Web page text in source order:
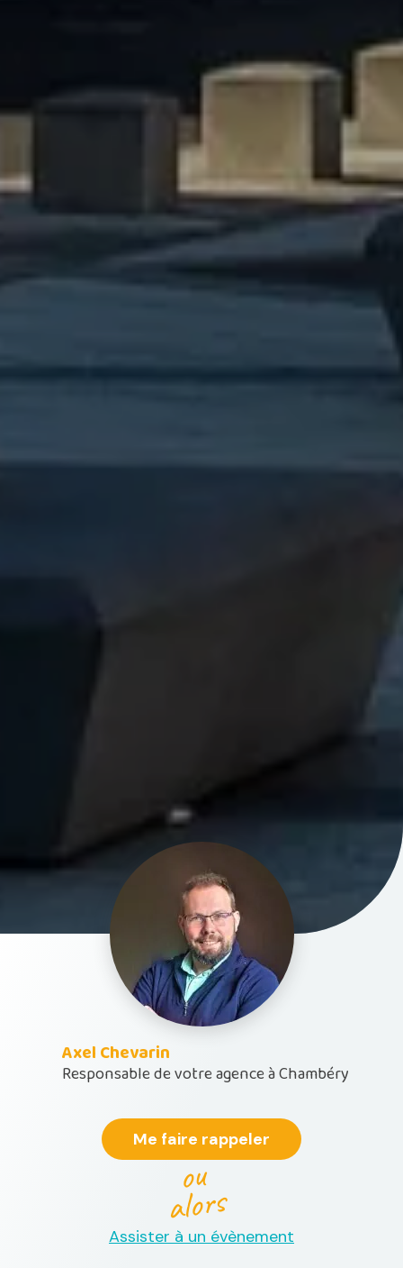
Axel Chevarin
Responsable de votre agence à Chambéry
Me faire rappeler
ou
alors
Assister à un évènement